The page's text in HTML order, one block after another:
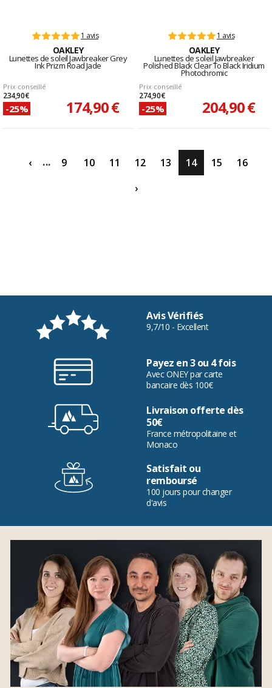
1 avis
OAKLEY
Lunettes de soleil Jawbreaker Grey
Ink Prizm Road Jade
Prix conseillé
234,90 €
-25% 174,90 €
1 avis
OAKLEY
Lunettes de soleil Jawbreaker
Polished Black Clear To Black Iridium
Photochromic
Prix conseillé
274,90 €
-25% 204,90 €
‹ ... 9 10 11 12 13 14 15
16
›
Avis Vérifiés
9,7/10 - Excellent
Payez en 3 ou 4 fois
Avec ONEY par carte
bancaire dès 100€
Livraison offerte dès
50€
France métropolitaine et
Monaco
Satisfait ou
remboursé
100 jours pour changer
d'avis